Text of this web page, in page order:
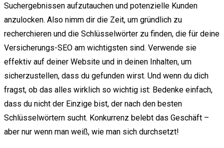
Suchergebnissen aufzutauchen und potenzielle Kunden
anzulocken. Also nimm dir die Zeit, um gründlich zu
recherchieren und die Schlüsselwörter zu finden, die für deine
Versicherungs-SEO am wichtigsten sind. Verwende sie
effektiv auf deiner Website und in deinen Inhalten, um
sicherzustellen, dass du gefunden wirst. Und wenn du dich
fragst, ob das alles wirklich so wichtig ist: Bedenke einfach,
dass du nicht der Einzige bist, der nach den besten
Schlüsselwörtern sucht. Konkurrenz belebt das Geschäft –
aber nur wenn man weiß, wie man sich durchsetzt!